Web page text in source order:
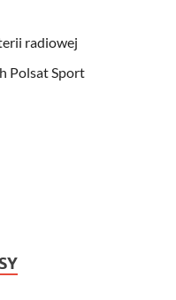
radiowej
Polsat Sport